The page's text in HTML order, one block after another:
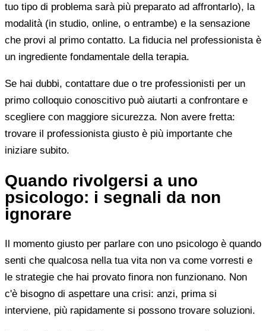
tuo tipo di problema sarà più preparato ad affrontarlo), la
modalità (in studio, online, o entrambe) e la sensazione
che provi al primo contatto. La fiducia nel professionista è
un ingrediente fondamentale della terapia.
Se hai dubbi, contattare due o tre professionisti per un
primo colloquio conoscitivo può aiutarti a confrontare e
scegliere con maggiore sicurezza. Non avere fretta:
trovare il professionista giusto è più importante che
iniziare subito.
Quando rivolgersi a uno
psicologo: i segnali da non
ignorare
Il momento giusto per parlare con uno psicologo è quando
senti che qualcosa nella tua vita non va come vorresti e
le strategie che hai provato finora non funzionano. Non
c'è bisogno di aspettare una crisi: anzi, prima si
interviene, più rapidamente si possono trovare soluzioni.